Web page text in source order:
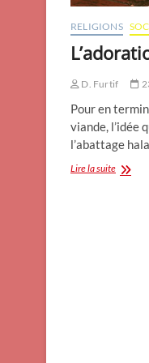
RELIGIONS
D. Furtif
Pour en
viande, l’idée
l’abattage
Lire la suite